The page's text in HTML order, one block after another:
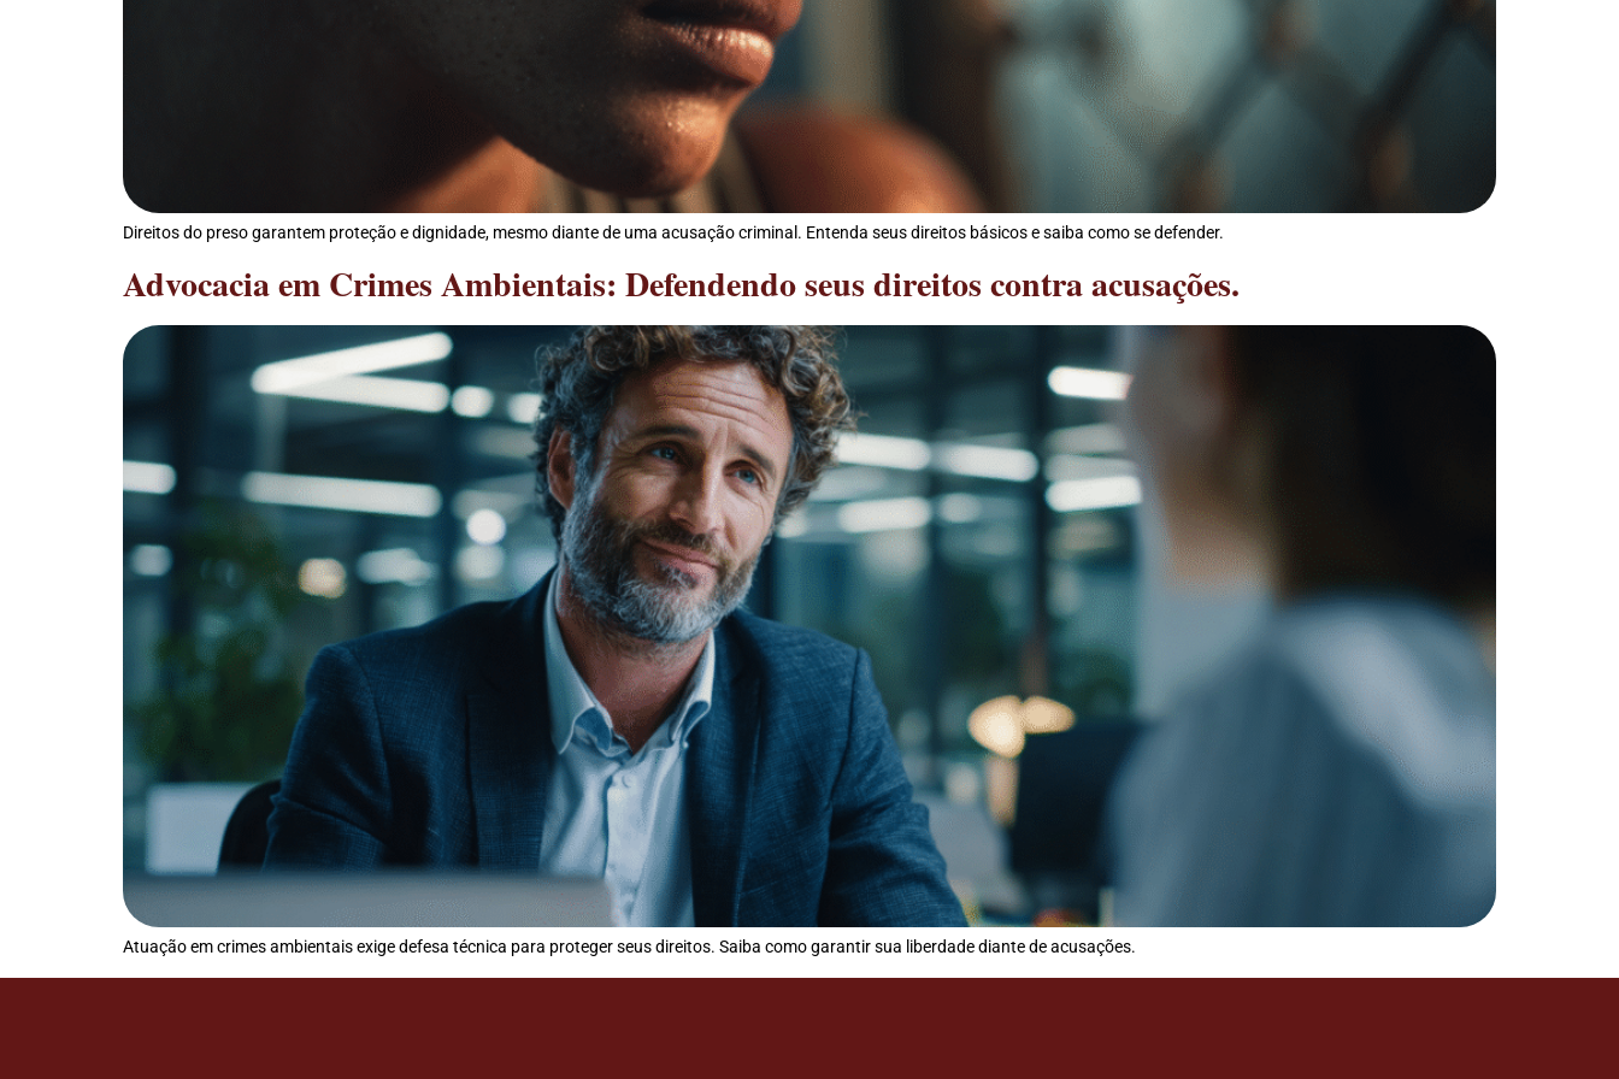
Direitos do preso garantem proteção e dignidade, mesmo diante de uma acusação criminal. Entenda seus direitos básicos e saiba como se defender.
Advocacia em Crimes Ambientais: Defendendo seus direitos contra acusações.
Atuação em crimes ambientais exige defesa técnica para proteger seus direitos. Saiba como garantir sua liberdade diante de acusações.